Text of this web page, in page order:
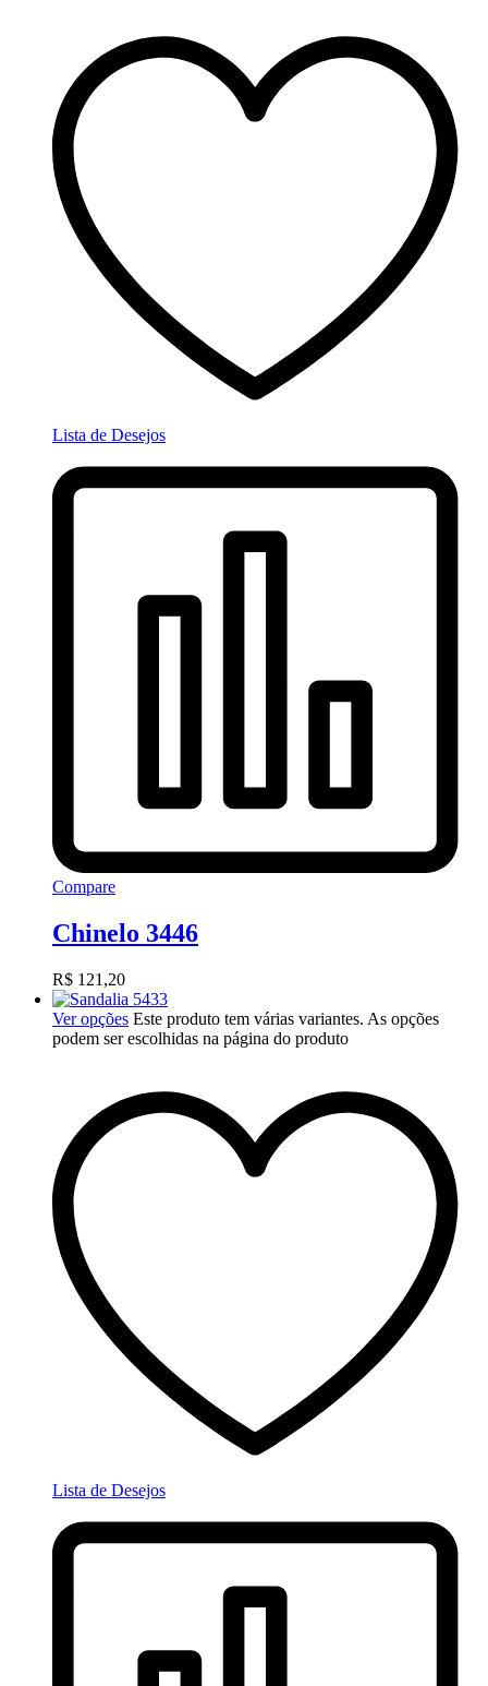
Lista de Desejos
Compare
Chinelo 3446
R$ 121,20
Ver opções Este produto tem várias variantes. As opções
podem ser escolhidas na página do produto
Lista de Desejos